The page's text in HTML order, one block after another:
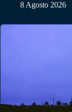
8 Agosto 2026